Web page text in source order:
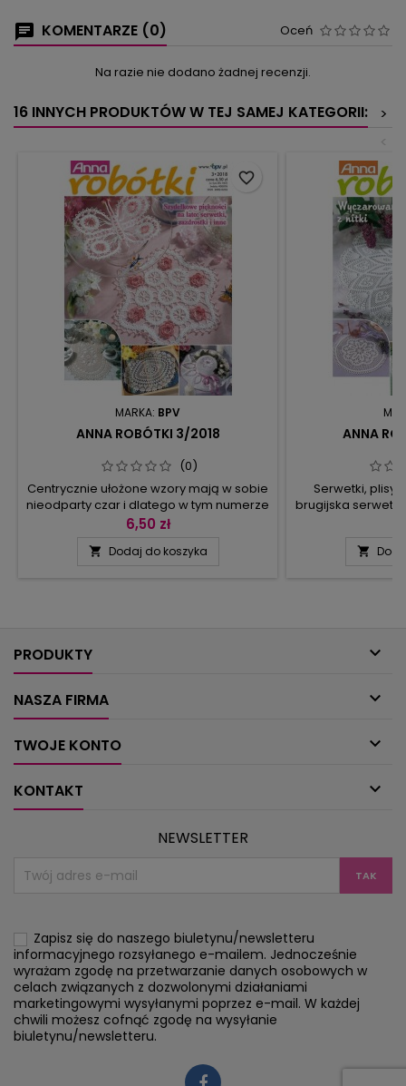
KOMENTARZE (0) Oceń
Na razie nie dodano żadnej recenzji.
16 INNYCH PRODUKTÓW W TEJ SAMEJ KATEGORII:
>
<
MARKA: BPV
ANNA ROBÓTKI 3/2018
(0)
Centrycznie ułożone wzory mają w sobie
nieodparty czar i dlatego w tym numerze
mamy aż 14 projektów na okrągłe
modele ze spiczastymi promieniami i
6,50 zł
 Dodaj do koszyka
favorite_border
ANNA
Serwetki, plisy,
brugijska

PRODUKTY 
NASZA FIRMA 
TWOJE KONTO 
KONTAKT 
NEWSLETTER
Zapisz się do naszego biuletynu/newsletteru
informacyjnego rozsyłanego e-mailem. Jednocześnie
wyrażam zgodę na przetwarzanie danych osobowych w
celach związanych z dozwolonymi działaniami
marketingowymi wysyłanymi poprzez e-mail. W każdej
chwili możesz cofnąć zgodę na wysyłanie
biuletynu/newsletteru.